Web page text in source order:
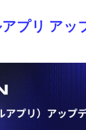
プリ アッ